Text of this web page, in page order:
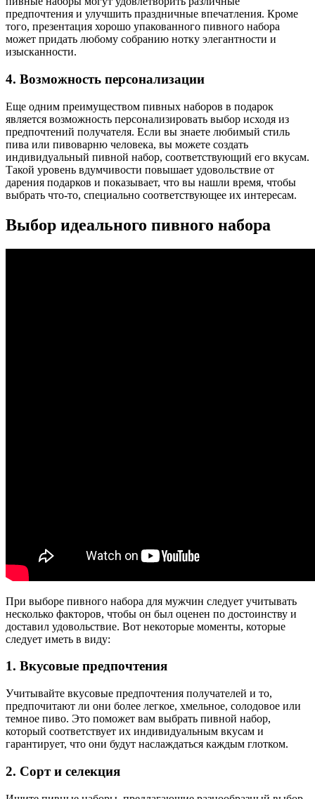
предпочтения и улучшить праздничные впечатления. Кроме
того, презентация хорошо упакованного пивного набора
может придать любому собранию нотку элегантности и
изысканности.
4. Возможность персонализации
Еще одним преимуществом пивных наборов в подарок
является возможность персонализировать выбор исходя из
предпочтений получателя. Если вы знаете любимый стиль
пива или пивоварню человека, вы можете создать
индивидуальный пивной набор, соответствующий его вкусам.
Такой уровень вдумчивости повышает удовольствие от
дарения подарков и показывает, что вы нашли время, чтобы
выбрать что-то, специально соответствующее их интересам.
Выбор идеального пивного набора
При выборе пивного набора для мужчин следует учитывать
несколько факторов, чтобы он был оценен по достоинству и
доставил удовольствие. Вот некоторые моменты, которые
следует иметь в виду:
1. Вкусовые предпочтения
Учитывайте вкусовые предпочтения получателей и то,
предпочитают ли они более легкое, хмельное, солодовое или
темное пиво. Это поможет вам выбрать пивной набор,
который соответствует их индивидуальным вкусам и
гарантирует, что они будут наслаждаться каждым глотком.
2. Сорт и селекция